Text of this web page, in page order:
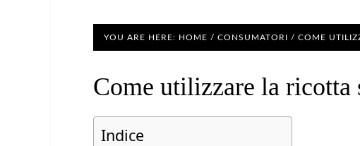
YOU ARE HERE: HOME / CONSUMATORI / COME
Come utilizzare la ricotta
Indice